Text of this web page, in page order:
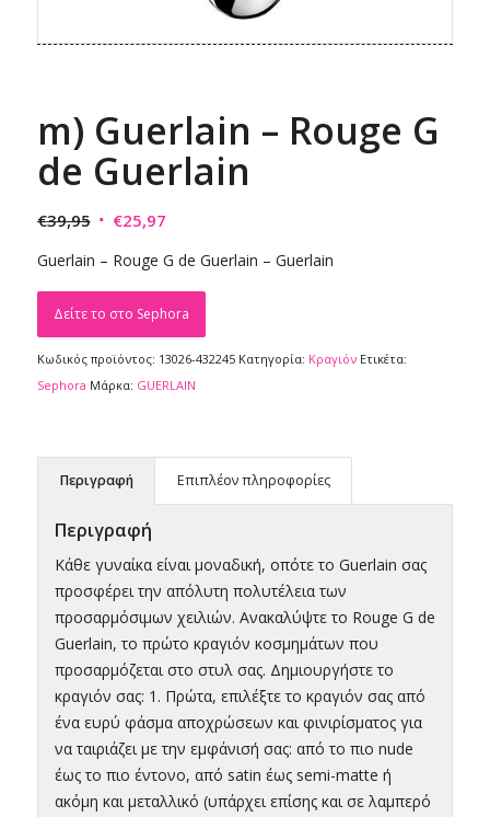
m) Guerlain – Rouge G
de Guerlain
€39,95 Original
was:
€39,95.
€25,97Η
τιμή
είναι:
€25,97.
Guerlain – Rouge G de Guerlain – Guerlain
Δείτε το στο Sephora
Κωδικός προϊόντος: 13026-432245 Κατηγορία: Κραγιόν Ετικέτα:
Sephora Μάρκα: GUERLAIN
Περιγραφή Επιπλέον πληροφορίες
Περιγραφή
Κάθε γυναίκα είναι μοναδική, οπότε το Guerlain σας
προσφέρει την απόλυτη πολυτέλεια των
προσαρμόσιμων χειλιών. Ανακαλύψτε το Rouge G de
Guerlain, το πρώτο κραγιόν κοσμημάτων που
προσαρμόζεται στο στυλ σας. Δημιουργήστε το
κραγιόν σας: 1. Πρώτα, επιλέξτε το κραγιόν σας από
ένα ευρύ φάσμα αποχρώσεων και φινιρίσματος για
να ταιριάζει με την εμφάνισή σας: από το πιο nude
έως το πιο έντονο, από satin έως semi-matte ή
ακόμη και μεταλλικό (υπάρχει επίσης και σε λαμπερό